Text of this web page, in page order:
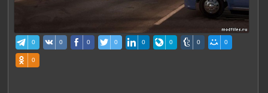
0 0 0 0 0 0 0 0
0